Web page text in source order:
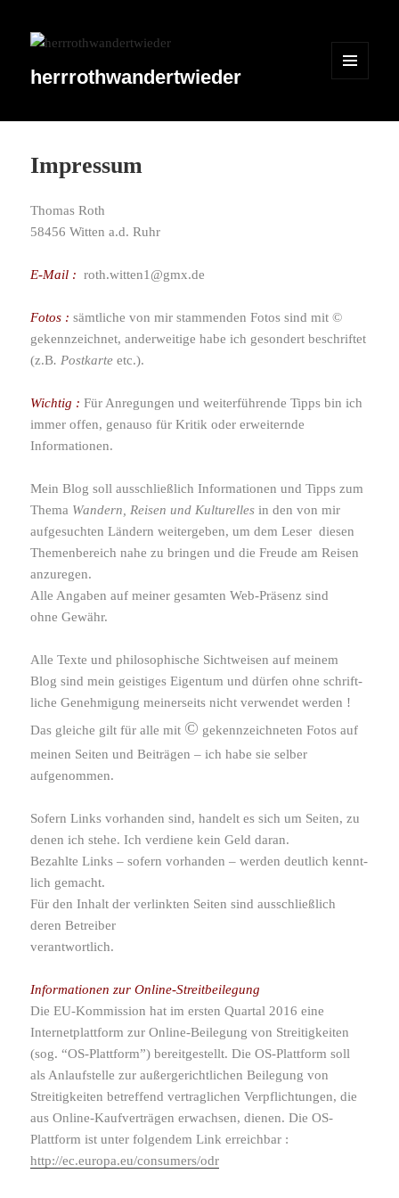
herrrothwandertwieder
Impressum
Thomas Roth
58456 Witten a.d. Ruhr
E‑Mail : roth.witten1@gmx.de
Fotos : sämt­liche von mir stam­menden Fotos sind mit ©
gekenn­zeichnet, ander­wei­tige habe ich geson­dert beschriftet
(z.B. Postkarte etc.).
Wichtig :Für Anregungen und weiter­füh­rende Tipps bin ich
immer offen, genauso für Kritik oder erwei­ternde
Informationen.
Mein Blog soll ausschließ­lich Informationen und Tipps zum
Thema Wandern, Reisenund Kulturelles in den von mir
aufge­suchten Ländern weiter­geben, um dem Leser diesen
Themenbereich nahe zu bringen und die Freude am Reisen
anzuregen.
Alle Angaben auf meiner gesamten Web-​Präsenz sind
ohne Gewähr.
Alle Texte und philo­so­phi­sche Sichtweisen auf meinem
Blog sind mein geis­tiges Eigentum und dürfen ohne schrift­
liche Genehmigung meiner­seits nicht verwendet werden !
Das gleiche gilt für alle mit © gekenn­zeich­neten Fotos auf
meinen Seiten und Beiträgen – ich habe sie selber
aufgenommen.
Sofern Links vorhanden sind, handelt es sich um Seiten, zu
denen ich stehe. Ich verdiene kein Geld daran.
Bezahlte Links – sofern vorhanden – werden deut­lich kennt­
lich gemacht.
Für den Inhalt der verlinkten Seiten sind ausschließ­lich
deren Betreiber
verantwortlich.
Informationen zur Online-Streitbeilegung
Die EU-​Kommission hat im ersten Quartal 2016 eine
Internetplattform zur Online-​Beilegung von Streitigkeiten
(sog. “OS-​Plattform”) bereit­ge­stellt. Die OS-​Plattform soll
als Anlaufstelle zur außer­ge­richt­li­chen Beilegung von
Streitigkeiten betref­fend vertrag­li­chen Verpflichtungen, die
aus Online-​Kaufverträgen erwachsen, dienen. Die OS-​
Plattform ist unter folgendem Link erreichbar :
http://ec.europa.eu/consumers/odr